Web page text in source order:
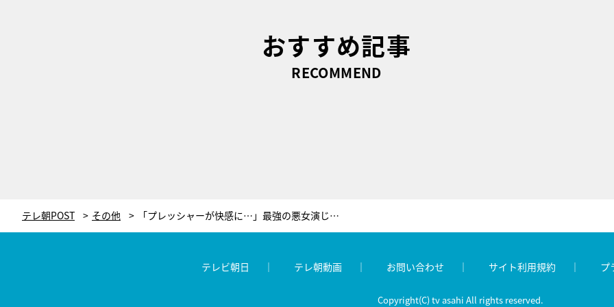
おすすめ記事
RECOMMEND
テレ朝POST その他 「プレッシャーが快感に…」最強の悪女演じきった武井咲、新たな決意語る【黒革の手帖】
テレビ朝日 テレ朝動画 お問い合わせ サイト利用規約 プ
Copyright(C) tv asahi All rights reserved.